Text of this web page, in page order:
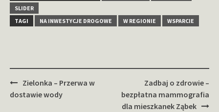
SLIDER
TAGI
NA INWESTYCJE DROGOWE W REGIONIE WSPARCIE
Zobacz
wpisy
Zielonka – Przerwa w
dostawie wody
Zadbaj o zdrowie –
bezpłatna mammografia
dla mieszkanek Ząbek